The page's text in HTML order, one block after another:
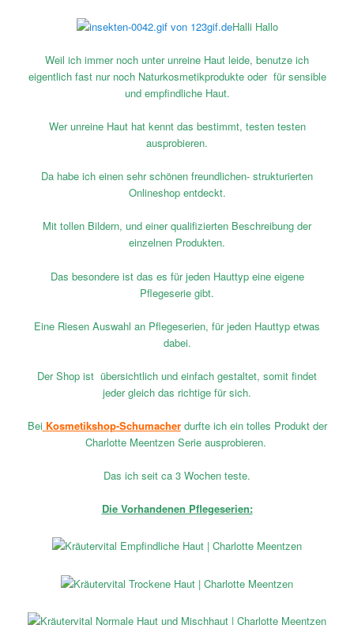
Halli Hallo
Weil ich immer noch unter unreine Haut leide, benutze ich
eigentlich fast nur noch Naturkosmetikprodukte oder für sensible
und empfindliche Haut.
Wer unreine Haut hat kennt das bestimmt, testen testen
ausprobieren.
Da habe ich einen sehr schönen freundlichen- strukturierten
Onlineshop entdeckt.
Mit tollen Bildern, und einer qualifizierten Beschreibung der
einzelnen Produkten.
Das besondere ist das es für jeden Hauttyp eine eigene
Pflegeserie gibt.
Eine Riesen Auswahl an Pflegeserien, für jeden Hauttyp etwas
dabei.
Der Shop ist übersichtlich und einfach gestaltet, somit findet
jeder gleich das richtige für sich.
Bei Kosmetikshop-Schumacherdurfte ich ein tolles Produkt der
Charlotte Meentzen Serie ausprobieren.
Das ich seit ca 3 Wochen teste.
Die Vorhandenen Pflegeserien: